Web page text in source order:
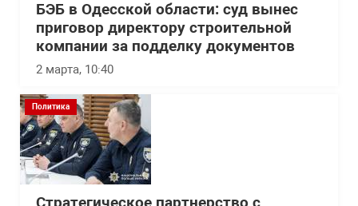
БЭБ в Одесской области: суд вынес
приговор директору строительной
компании за подделку документов
2 марта, 10:40
Политика